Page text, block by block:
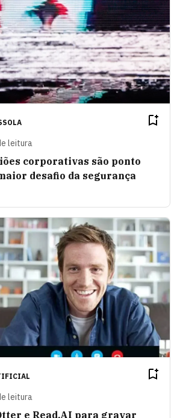
leitura
corporativas são ponto
desafio da segurança
leitura
e Read.AI para gravar